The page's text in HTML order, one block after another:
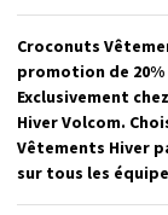
Croconuts
promotion de 20%
Exclusivement
Hiver Volcom.
Vêtements Hiver
sur tous les